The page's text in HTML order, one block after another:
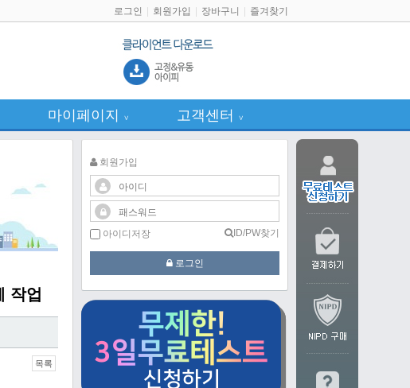
로그인 회원가입 장바구니 즐겨찾기
마이페이지 ∨ 고객센터 ∨
작업
목록
회원가입
아이디저장 ID/PW찾기
로그인